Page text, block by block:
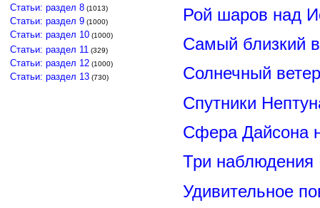
Статьи: раздел 8 (1013)
Статьи: раздел 9 (1000)
Статьи: раздел 10 (1000)
Статьи: раздел 11 (329)
Статьи: раздел 12 (1000)
Статьи: раздел 13 (730)
Рой шаров над
Самый близкий
Солнечный
Спутники
Сфера Дайсона
Три
Удивительное